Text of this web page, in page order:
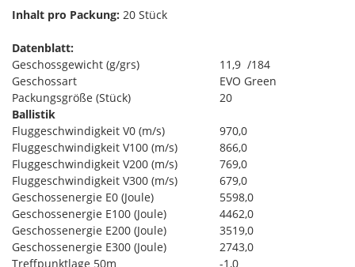
Inhalt pro Packung: 20 Stück
Datenblatt:
Geschossgewicht (g/grs)
11,9 /184
Geschossart
EVO Green
Packungsgröße (Stück)
20
Ballistik
Fluggeschwindigkeit V0 (m/s)
970,0
Fluggeschwindigkeit V100 (m/s)
866,0
Fluggeschwindigkeit V200 (m/s)
769,0
Fluggeschwindigkeit V300 (m/s)
679,0
Geschossenergie E0 (Joule)
5598,0
Geschossenergie E100 (Joule)
4462,0
Geschossenergie E200 (Joule)
3519,0
Geschossenergie E300 (Joule)
2743,0
Treffpunktlage 50m
-1,0